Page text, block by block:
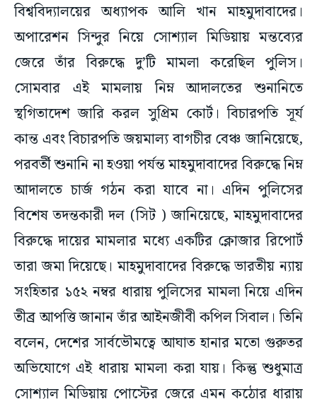
বিশ্ববিদ্যালয়ের অধ্যাপক আলি খান মাহমুদাবাদের।
অপারেশন সিন্দুর নিয়ে সোশ্যাল মিডিয়ায় মন্তব্যের
জেরে তাঁর বিরুদ্ধে দু’টি মামলা করেছিল পুলিস।
সোমবার এই মামলায় নিম্ন আদালতের শুনানিতে
স্থগিতাদেশ জারি করল সুপ্রিম কোর্ট। বিচারপতি সূর্য
কান্ত এবং বিচারপতি জয়মাল্য বাগচীর বেঞ্চ জানিয়েছে,
পরবর্তী শুনানি না হওয়া পর্যন্ত মাহমুদাবাদের বিরুদ্ধে নিম্ন
আদালতে চার্জ গঠন করা যাবে না। এদিন পুলিসের
বিশেষ তদন্তকারী দল (সিট ) জানিয়েছে, মাহমুদাবাদের
বিরুদ্ধে দায়ের মামলার মধ্যে একটির ক্লোজার রিপোর্ট
তারা জমা দিয়েছে। মাহমুদাবাদের বিরুদ্ধে ভারতীয় ন্যায়
সংহিতার ১৫২ নম্বর ধারায় পুলিসের মামলা নিয়ে এদিন
তীব্র আপত্তি জানান তাঁর আইনজীবী কপিল সিবাল। তিনি
বলেন, দেশের সার্বভৌমত্বে আঘাত হানার মতো গুরুতর
অভিযোগে এই ধারায় মামলা করা যায়। কিন্তু শুধুমাত্র
সোশ্যাল মিডিয়ায় পোস্টের জেরে এমন কঠোর ধারায়